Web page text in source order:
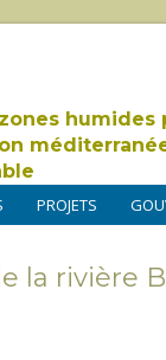
humides
PROJETS
la rivière